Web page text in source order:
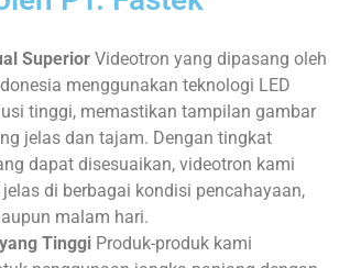
Superior Videotron yang dipasang oleh
menggunakan teknologi LED
tinggi, memastikan tampilan gambar
jelas dan tajam. Dengan tingkat
dapat disesuaikan, videotron kami
di berbagai kondisi pencahayaan,
malam hari.
Tinggi Produk-produk kami